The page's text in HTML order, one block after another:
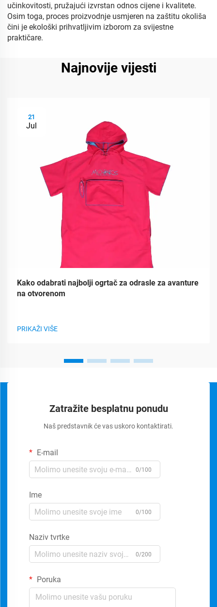
učinkovitosti, pružajući izvrstan odnos cijene i kvalitete.
Osim toga, proces proizvodnje usmjeren na zaštitu okoliša
čini je ekološki prihvatljivim izborom za svijestne
praktičare.
Najnovije vijesti
21
Jul
Kako odabrati najbolji ogrtač za odrasle za avanture
na otvorenom
PRIKAŽI VIŠE
Zatražite besplatnu ponudu
Naš predstavnik će vas uskoro kontaktirati.
E-mail
0/100
Ime
0/100
Naziv tvrtke
0/200
Poruka